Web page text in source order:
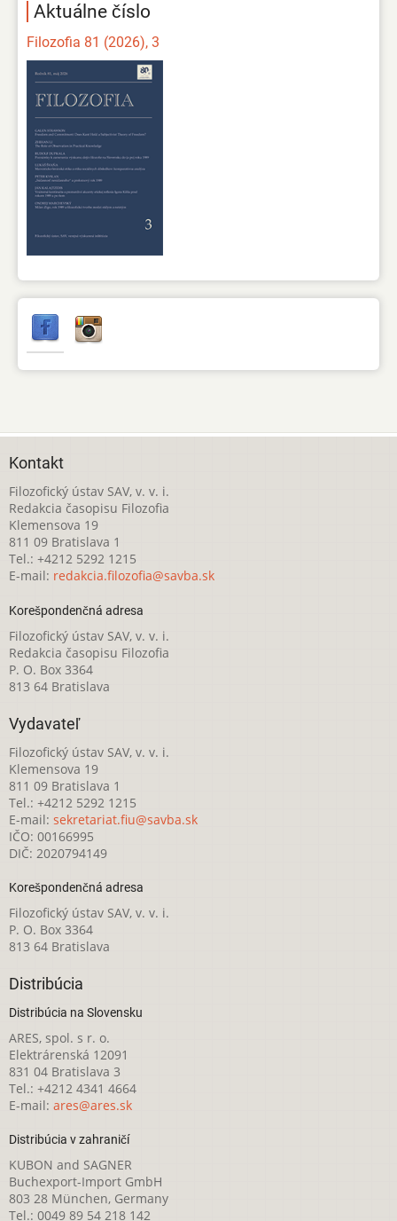
Aktuálne číslo
Filozofia 81 (2026), 3
Kontakt
Filozofický ústav SAV, v. v. i.
Redakcia časopisu Filozofia
Klemensova 19
811 09 Bratislava 1
Tel.: +4212 5292 1215
E-mail: redakcia.filozofia@savba.sk
Korešpondenčná adresa
Filozofický ústav SAV, v. v. i.
Redakcia časopisu Filozofia
P. O. Box 3364
813 64 Bratislava
Vydavateľ
Filozofický ústav SAV, v. v. i.
Klemensova 19
811 09 Bratislava 1
Tel.: +4212 5292 1215
E-mail: sekretariat.fiu@savba.sk
IČO: 00166995
DIČ: 2020794149
Korešpondenčná adresa
Filozofický ústav SAV, v. v. i.
P. O. Box 3364
813 64 Bratislava
Distribúcia
Distribúcia na Slovensku
ARES, spol. s r. o.
Elektrárenská 12091
831 04 Bratislava 3
Tel.: +4212 4341 4664
E-mail: ares@ares.sk
Distribúcia v zahraničí
KUBON and SAGNER
Buchexport-Import GmbH
803 28 München, Germany
Tel.: 0049 89 54 218 142